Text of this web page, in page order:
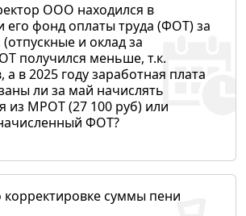
ООО находился в
его фонд оплаты труда (ФОТ) за
и оклад за
получился меньше, т.к.
в 2025 году заработная плата
ли за май начислять
из МРОТ (27 100 руб) или
ФОТ?
суммы пени